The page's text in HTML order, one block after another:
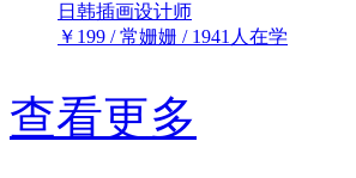
日韩插画设计师
￥199 / 常姗姗 / 1941人在学
查看更多